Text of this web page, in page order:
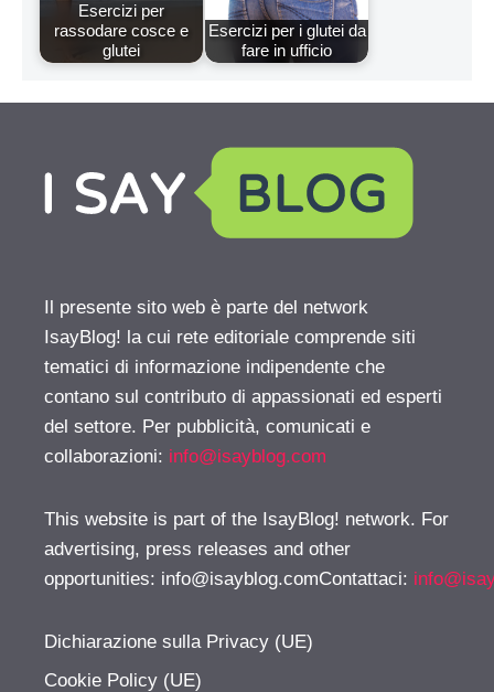
Esercizi per
rassodare cosce e
glutei
Esercizi per i glutei da
fare in ufficio
Il presente sito web è parte del network
IsayBlog! la cui rete editoriale comprende siti
tematici di informazione indipendente che
contano sul contributo di appassionati ed esperti
del settore. Per pubblicità, comunicati e
collaborazioni: info@isayblog.com
This website is part of the IsayBlog! network. For
advertising, press releases and other
opportunities: info@isayblog.comContattaci:
Dichiarazione sulla Privacy (UE)
Cookie Policy (UE)